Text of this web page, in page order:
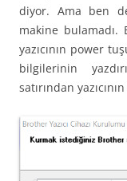
diyor. Ama ben
makine bulamadı.
yazıcının power
bilgilerinin
satırından